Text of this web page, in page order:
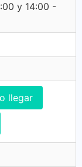
y 14:00 -
llegar